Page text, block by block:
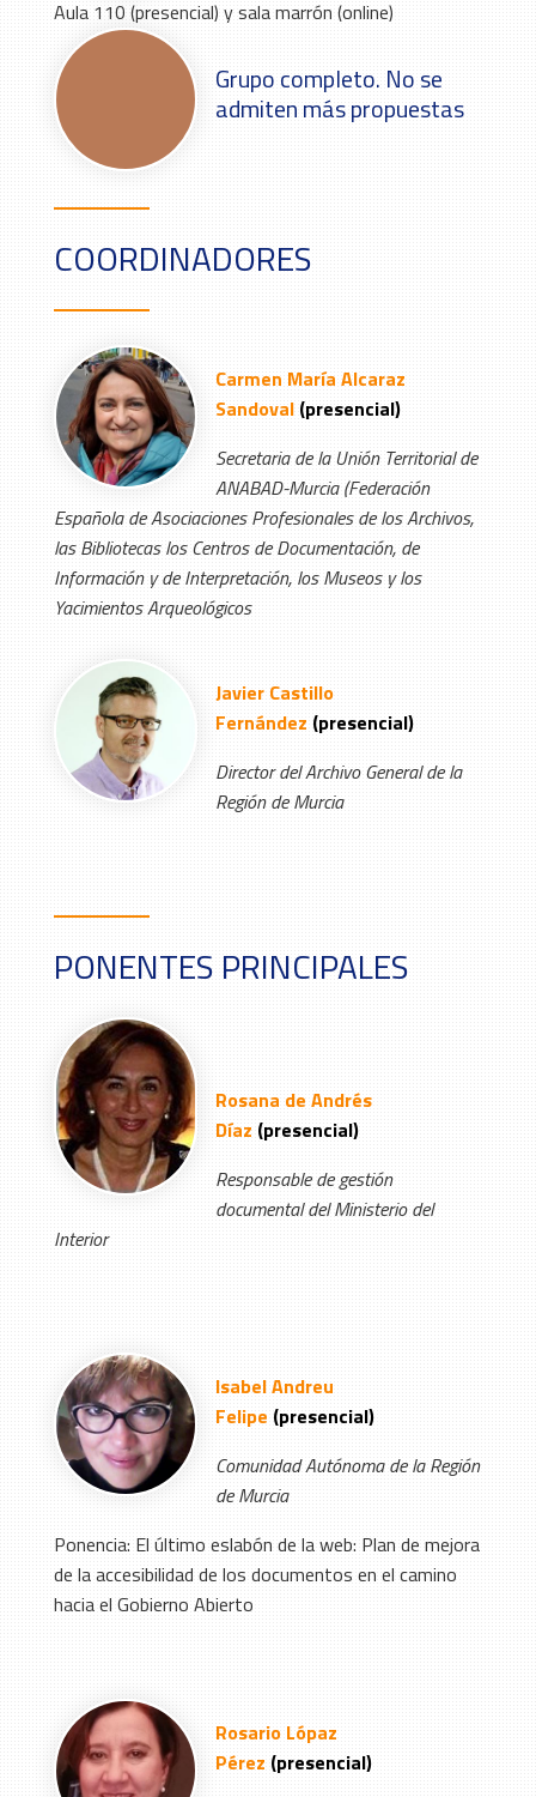
Aula 110 (presencial) y sala marrón (online)
Grupo completo. No se
admiten más propuestas
COORDINADORES
Carmen María Alcaraz
Sandoval (presencial)
Secretaria de la Unión Territorial de
ANABAD-Murcia (Federación
Española de Asociaciones Profesionales de los Archivos,
las Bibliotecas los Centros de Documentación, de
Información y de Interpretación, los Museos y los
Yacimientos Arqueológicos
Javier Castillo
Fernández (presencial)
Director del Archivo General de la
Región de Murcia
PONENTES PRINCIPALES
Rosana de Andrés
Díaz (presencial)
Responsable de gestión
documental del Ministerio del
Interior
Isabel Andreu
Felipe (presencial)
Comunidad Autónoma de la Región
de Murcia
Ponencia: El último eslabón de la web: Plan de mejora
de la accesibilidad de los documentos en el camino
hacia el Gobierno Abierto
Rosario Lópaz
Pérez (presencial)